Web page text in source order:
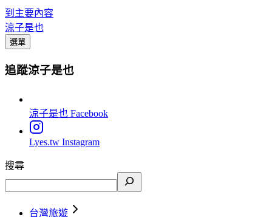
到主要內容
涼子是也
選單
追蹤涼子是也
涼子是也 Facebook
Lyes.tw Instagram
搜尋
台灣旅遊